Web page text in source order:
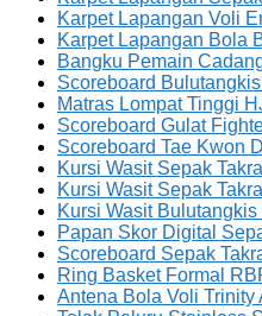
Karpet Lapangan Voli
Karpet Lapangan Bola
Bangku Pemain
Scoreboard
Matras Lompat Tinggi
Scoreboard Gulat
Scoreboard Tae Kwon
Kursi Wasit Sepak
Kursi Wasit Sepak
Kursi Wasit Bulutangkis
Papan Skor Digital
Scoreboard Sepak
Ring Basket Formal
Antena Bola Voli Trinity